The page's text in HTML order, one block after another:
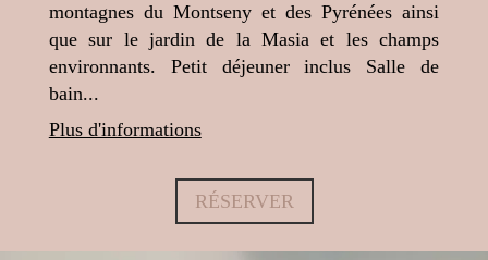
montagnes du Montseny et des Pyrénées ainsi
que sur le jardin de la Masia et les champs
environnants. Petit déjeuner inclus Salle de
bain...
Plus d'informations
RÉSERVER